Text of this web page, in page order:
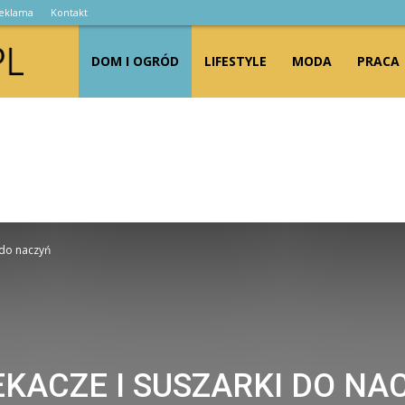
Kontakt
blogprasa.plDOM I OGRÓD LIFESTYLE MODA PRACA
naczyń
I SUSZARKI DO